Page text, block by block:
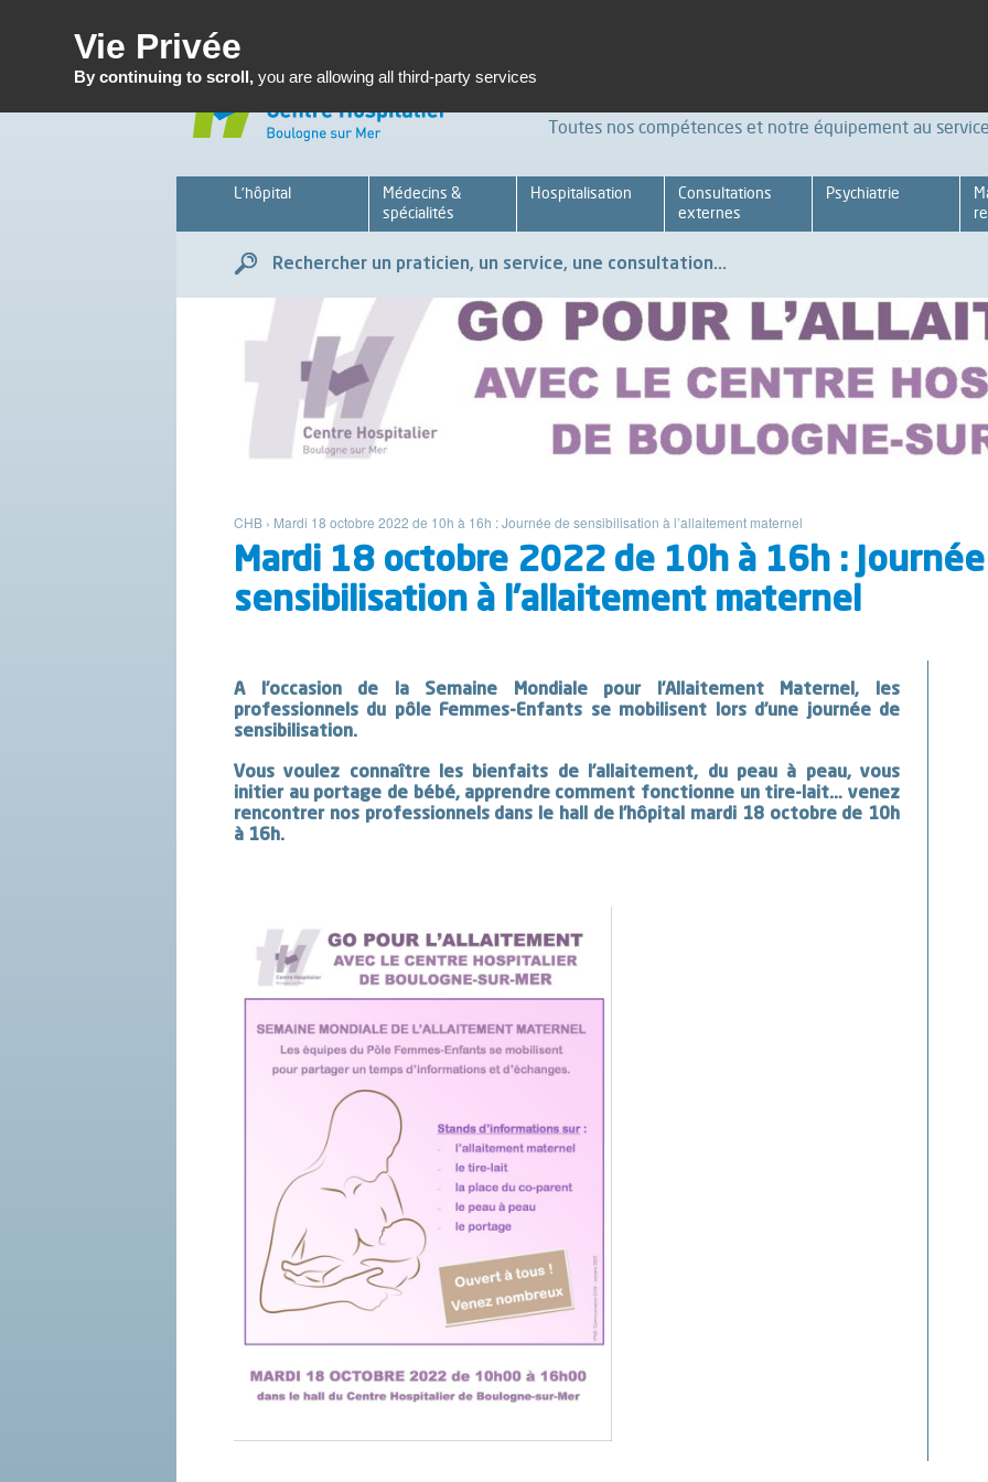
Toutes nos compétences et notre équipement au
L’hôpital
Médecins &
spécialités
Hospitalisation
Consultations
externes
Psychiatrie
Rechercher un praticien, un service, une consultation...
CHB › Mardi 18 octobre 2022 de 10h à 16h : Journée de sensibilisation à l’allaitement maternel
Mardi 18 octobre 2022 de 10h à 16h :
sensibilisation à l’allaitement maternel
A l’occasion de la Semaine Mondiale pour l’Allaitement Maternel, les
professionnels du pôle Femmes-Enfants se mobilisent lors d’une journée de
sensibilisation.
Vous voulez connaître les bienfaits de l’allaitement, du peau à peau, vous
initier au portage de bébé, apprendre comment fonctionne un tire-lait… venez
rencontrer nos professionnels dans le hall de l’hôpital mardi 18 octobre de 10h
à 16h.
Vie Privée
By continuing to scroll, you are allowing all third-party services